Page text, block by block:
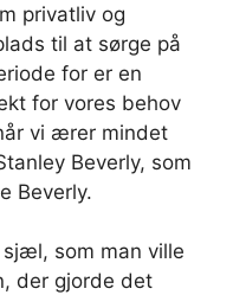
privatliv og
til at sørge på
for er en
for vores behov
vi ærer mindet
Beverly, som
Beverly.
som man ville
der gjorde det